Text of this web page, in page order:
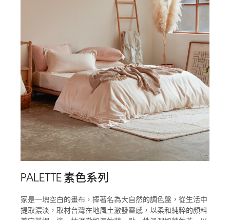
PALETTE 素色系列
家是一塊空白的畫布，捧著名為大自然的調色盤，從生活中
提取濃淡，取材台灣在地風土激發靈感，以柔和純粹的顏料